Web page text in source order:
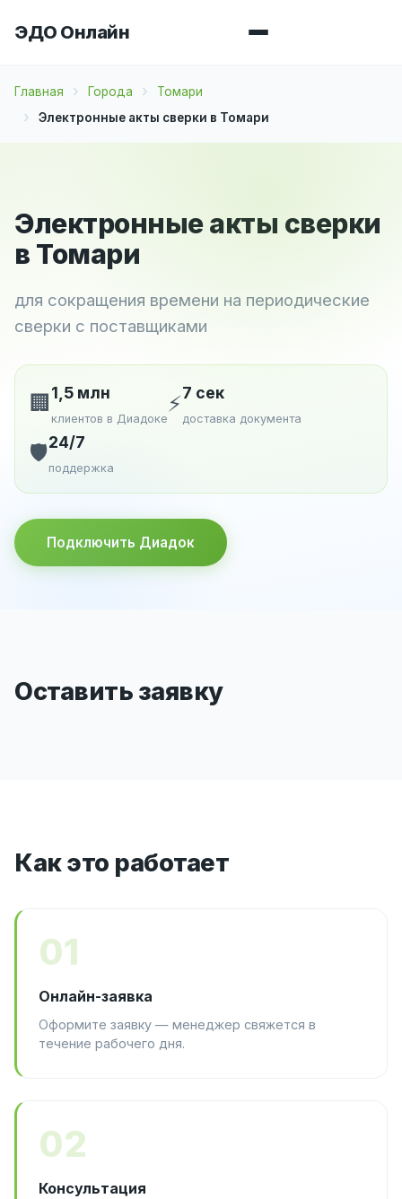
ЭДО Онлайн
Главная Города
Томари
Электронные акты сверки в Томари
Электронные акты сверки
в Томари
для сокращения времени на периодические
сверки с поставщиками
🏢 1,5 млн
клиентов в Диадоке
⚡7 сек
доставка документа
🛡️24/7
поддержка
Подключить Диадок
Оставить заявку
Как это работает
01
Онлайн-заявка
Оформите заявку — менеджер свяжется в
течение рабочего дня.
02
Консультация